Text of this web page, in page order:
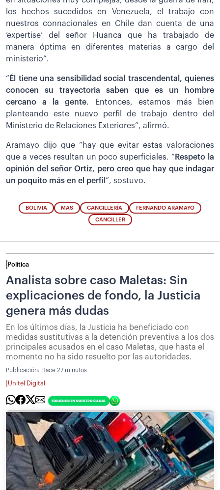
los hechos sucedidos en Venezuela, el trabajo con
nuestros connacionales en Chile dan cuenta de una
‘expertise’ del señor Huanca que ha trabajado de
manera óptima en diferentes materias a cargo del
ministerio”.
“ Él tiene una sensibilidad social trascendental, quienes
conocen su trayectoria saben que es un hombre
cercano a la gente. Entonces, estamos más bien
planteando este nuevo perfil de trabajo dentro del
Ministerio de Relaciones Exteriores”, afirmó.
Aramayo dijo que “hay que evitar estas valoraciones
que a veces resultan un poco superficiales. “ Respeto la
opinión del señor Ortiz, pero creo que hay que indagar
un poquito más en el perfil ”, sostuvo.
BOLIVIA MAS CANCILLERÍA FERNANDO ARAMAYO
CANCILLER
Política
Analista sobre caso Maletas: Sin
explicaciones de fondo, la Justicia
genera más dudas
En los últimos días, la Justicia ha beneficiado con
medidas sustitutivas a la detención preventiva a los dos
principales acusados en el caso Maletas, que hasta el
momento no ha sido resuelto por las autoridades.
Publicación: Hace 27 minutos
Unitel Digital